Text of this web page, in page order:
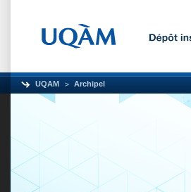
UQAM Archipel